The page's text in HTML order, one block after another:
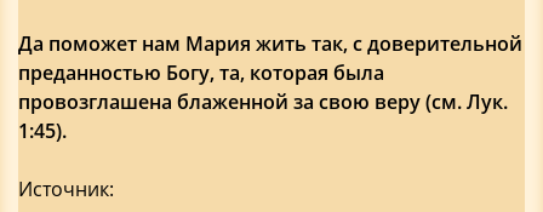
Да поможет нам Мария жить так, с доверительной
преданностью Богу, та, которая была
провозглашена блаженной за свою веру (см. Лук.
1:45).
Источник: